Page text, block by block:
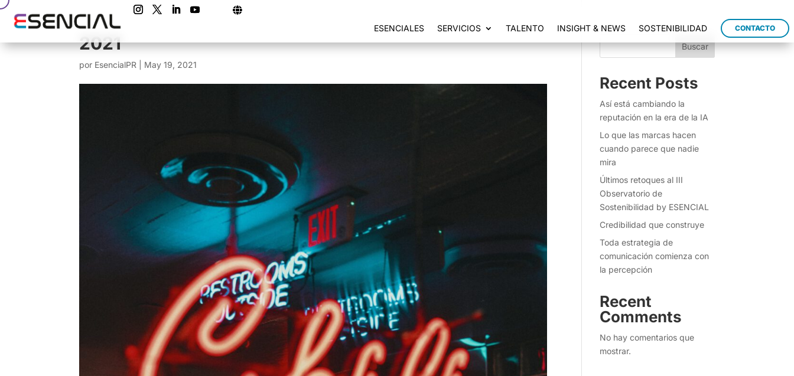

ESENCIALES SERVICIOS TALENTO INSIGHT & NEWS SOSTENIBILIDAD CONTACTO
2021
por EsencialPR May 19, 2021
Buscar
Recent Posts
Así está cambiando la
reputación en la era de la IA
Lo que las marcas hacen
cuando parece que nadie
mira
Últimos retoques al III
Observatorio de
Sostenibilidad by ESENCIAL
Credibilidad que construye
Toda estrategia de
comunicación comienza con
la percepción
Recent
Comments
No hay comentarios que
mostrar.